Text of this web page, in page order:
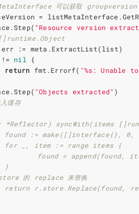
可以获取 groupversion
= listMetaInterface .
.Step( "Resource version
err := meta . ExtractList(list)
!= nil
{
return
fmt . Errorf( "%s: Unable
.Step( "Objects extracted" )
缓存
			for _, item := range items {